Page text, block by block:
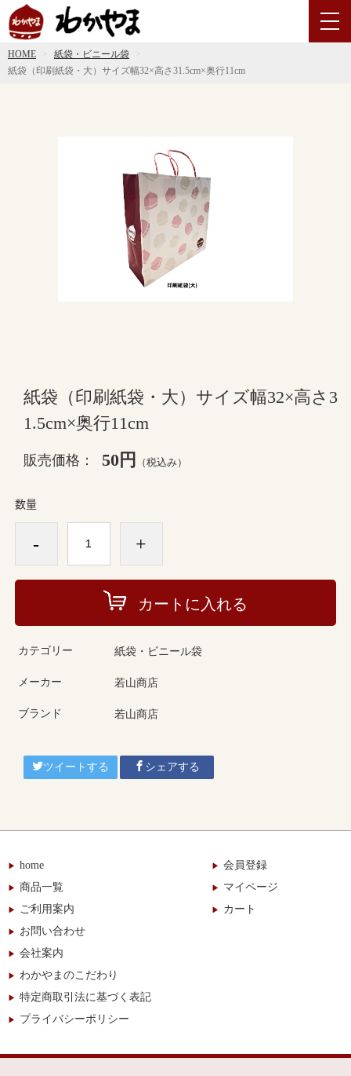
HOME
紙袋・ビニール袋
紙袋（印刷紙袋・大）サイズ幅32×高さ31.5cm×奥行11cm
紙袋（印刷紙袋・大）サイズ幅32×高さ3
1.5cm×奥行11cm
販売価格： 50円 （税込み）
数量
- +
カートに入れる
カテゴリー 紙袋・ビニール袋
メーカー 若山商店
ブランド 若山商店
ツイートする シェアする
home
商品一覧
ご利用案内
お問い合わせ
会社案内
わかやまのこだわり
特定商取引法に基づく表記
プライバシーポリシー
会員登録
マイページ
カート